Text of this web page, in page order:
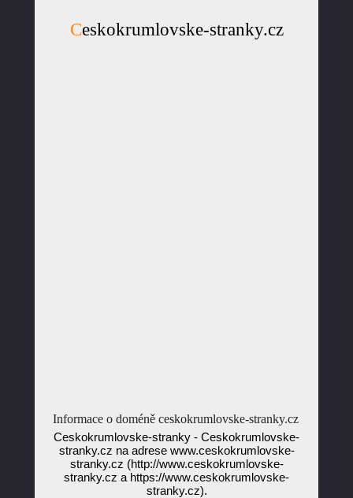
Ceskokrumlovske-stranky.cz
Informace o doméně ceskokrumlovske-stranky.cz
Ceskokrumlovske-stranky - Ceskokrumlovske-
stranky.cz na adrese www.ceskokrumlovske-
stranky.cz (http://www.ceskokrumlovske-
stranky.cz a https://www.ceskokrumlovske-
stranky.cz).